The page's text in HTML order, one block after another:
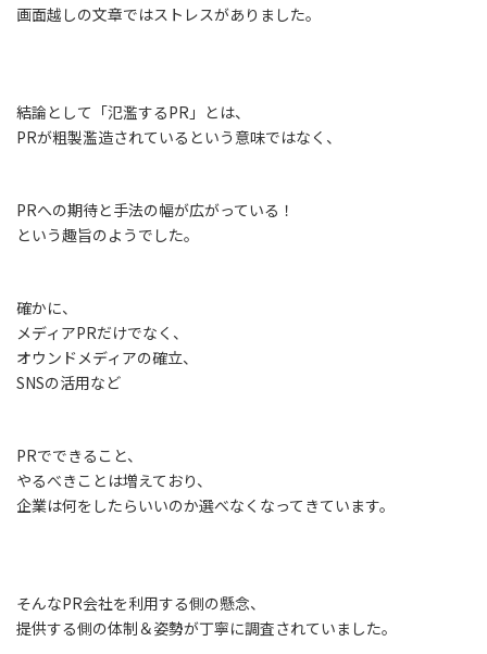
画面越しの文章ではストレスがありました。
結論として「氾濫するPR」とは、
PRが粗製濫造されているという意味ではなく、
PRへの期待と手法の幅が広がっている！
という趣旨のようでした。
確かに、
メディアPRだけでなく、
オウンドメディアの確立、
SNSの活用など
PRでできること、
やるべきことは増えており、
企業は何をしたらいいのか選べなくなってきています。
そんなPR会社を利用する側の懸念、
提供する側の体制＆姿勢が丁寧に調査されていました。